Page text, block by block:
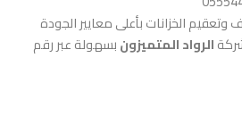
الخزانات بأعلى معايير الجودة
الرواد المتميزونبسهولة عبر رقم